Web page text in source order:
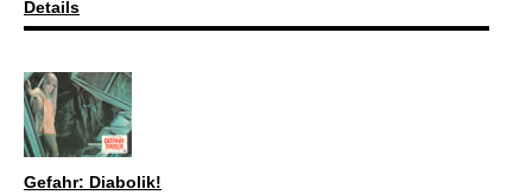
Details
Gefahr: Diabolik!